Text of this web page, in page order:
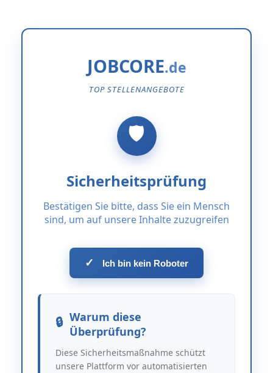
JOBCORE
TOP STELLENANGEBOTE
Sicherheitsprüfung
Bestätigen Sie bitte, dass Sie ein Mensch
sind, um auf unsere Inhalte zuzugreifen
✓ Ich bin kein Roboter
Warum diese
Überprüfung?
Diese Sicherheitsmaßnahme schützt
unsere Plattform vor automatisierten